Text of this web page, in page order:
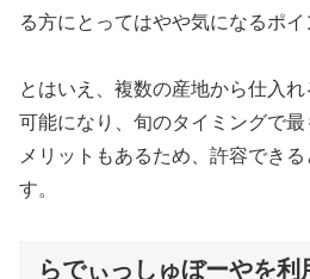
る方にとってはやや気になるポイ
とはいえ、複数の産地から仕入
可能になり、旬のタイミングで
メリットもあるため、許容でき
す。
らでぃっしゅぼーやを利